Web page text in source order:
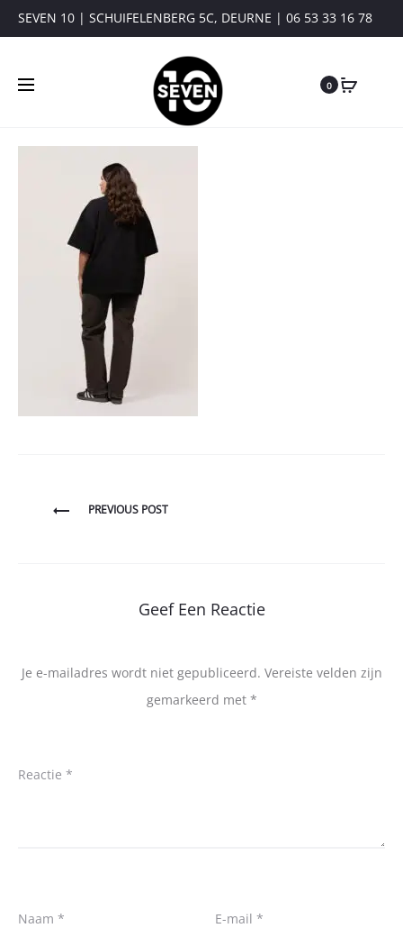
SEVEN 10 | SCHUIFELENBERG 5C, DEURNE | 06 53 33 16 78
0
BerichtPREVIOUS POST
Geef Een Reactie
Je e-mailadres wordt niet gepubliceerd. Vereiste velden zijn
gemarkeerd met *
Reactie *
Naam * E-mail *